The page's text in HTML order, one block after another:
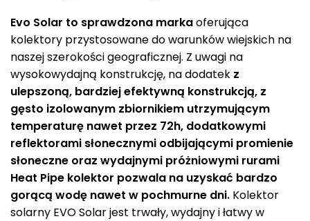
Evo Solar to sprawdzona markaoferująca
kolektory przystosowane do warunków wiejskich na
naszej szerokości geograficznej. Z uwagi na
wysokowydajną konstrukcję, na dodatek z
ulepszoną, bardziej efektywną konstrukcją, z
gęsto izolowanym zbiornikiem utrzymującym
temperaturę nawet przez 72h, dodatkowymi
reflektorami słonecznymi odbijającymi promienie
słoneczne oraz wydajnymi próżniowymi rurami
Heat Pipe kolektor pozwala na uzyskać bardzo
gorącą wodę nawet w pochmurne dni. Kolektor
solarny EVO Solar jest trwały, wydajny i łatwy w